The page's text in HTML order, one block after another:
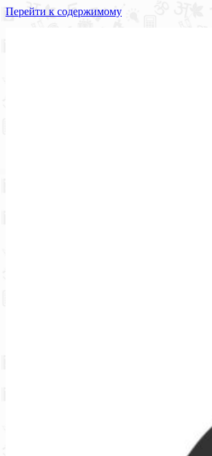
Перейти к содержимому